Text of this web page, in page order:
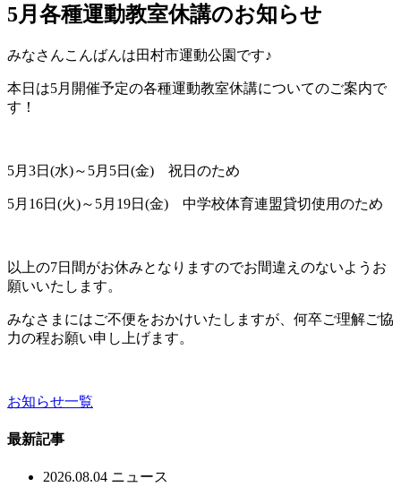
5月各種運動教室休講のお知らせ
みなさんこんばんは田村市運動公園です♪
本日は5月開催予定の各種運動教室休講についてのご案内で
す！
5月3日(水)～5月5日(金) 祝日のため
5月16日(火)～5月19日(金) 中学校体育連盟貸切使用のため
以上の7日間がお休みとなりますのでお間違えのないようお
願いいたします。
みなさまにはご不便をおかけいたしますが、何卒ご理解ご協
力の程お願い申し上げます。
お知らせ一覧
最新記事
2026.08.04 ニュース